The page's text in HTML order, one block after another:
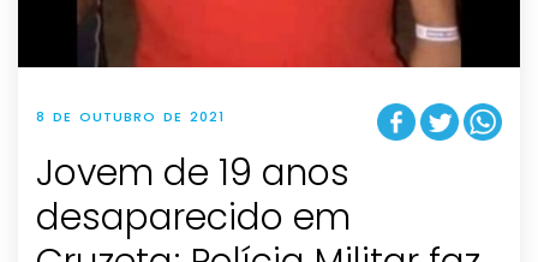
8 DE OUTUBRO DE 2021
Jovem de 19 anos
desaparecido em